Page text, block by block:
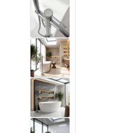
Tualetai
Praustuvas
Vonios ir ekranai
Vonios maišytuvai